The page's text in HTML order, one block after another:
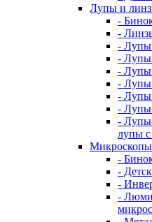
Лупы и
-
-
- Лупы
- Лупы
- Лупы
- Лупы
- Лупы
- Лупы
-
лупы с
Микроскопы
-
-
-
-